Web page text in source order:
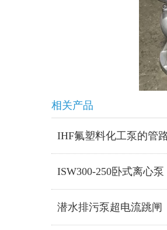
相关产品
IHF氟塑料化工泵的管
ISW300-250卧式离心泵
潜水排污泵超电流跳闸